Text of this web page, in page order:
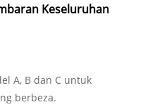
Keseluruhan
A, B dan C untuk
berbeza.